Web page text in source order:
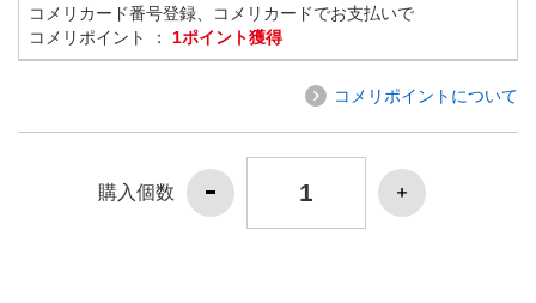
コメリカード番号登録、コメリカードでお支払いで
コメリポイント ： 1ポイント獲得
コメリポイントについて
購入個数